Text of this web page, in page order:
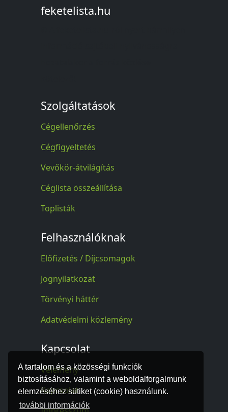
A tartalom és a közösségi funkciók
biztosításához, valamint a weboldalforgalmunk
elemzéséhez sütiket (cookie) használunk.
további információk
feketelista.hu
Szolgáltatások
Cégellenőrzés
Cégfigyeltetés
Vevőkör-átvilágítás
Céglista összeállítása
Toplisták
Felhasználóknak
Előfizetés / Díjcsomagok
Jognyilatkozat
Törvényi háttér
Adatvédelmi közlemény
Kapcsolat
Vélemény
Kapcsolat